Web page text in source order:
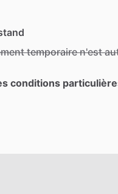
temporaire n'est
conditions